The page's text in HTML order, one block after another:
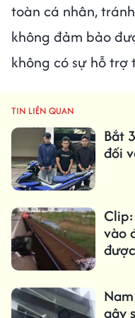
toàn cá nhân,
không đảm bảo
không có sự hỗ
TIN LIÊN QUAN
Bắt
đối
vào
gây